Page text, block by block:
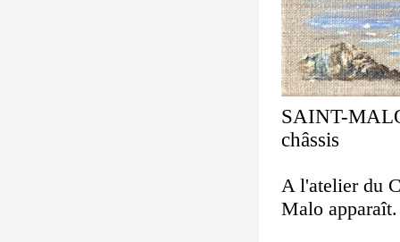
SAINT-
châssis
A l'atelier du
Malo apparaît.